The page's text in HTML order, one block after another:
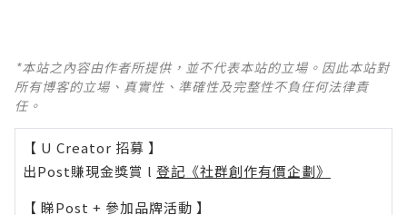
*本站之內容由作者所提供，並不代表本站的立場。因此本站對
所有博客的立場、真實性、準確性及完整性不負任何法律責
任。
【 U Creator 招募 】
出Post賺現金獎賞 l 登記《社群創作有價企劃》
【 睇Post + 參加品牌活動 】